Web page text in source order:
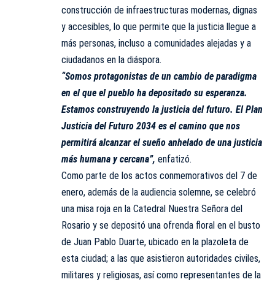
construcción de infraestructuras modernas, dignas
y accesibles, lo que permite que la justicia llegue a
más personas, incluso a comunidades alejadas y a
ciudadanos en la diáspora.
“Somos protagonistas de un cambio de paradigma
en el que el pueblo ha depositado su esperanza.
Estamos construyendo la justicia del futuro. El Plan
Justicia del Futuro 2034 es el camino que nos
permitirá alcanzar el sueño anhelado de una justicia
más humana y cercana”, enfatizó.
Como parte de los actos conmemorativos del 7 de
enero, además de la audiencia solemne, se celebró
una misa roja en la Catedral Nuestra Señora del
Rosario y se depositó una ofrenda floral en el busto
de Juan Pablo Duarte, ubicado en la plazoleta de
esta ciudad; a las que asistieron autoridades civiles,
militares y religiosas, así como representantes de la